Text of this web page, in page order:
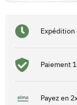
Expédition
Paiement
Payez en